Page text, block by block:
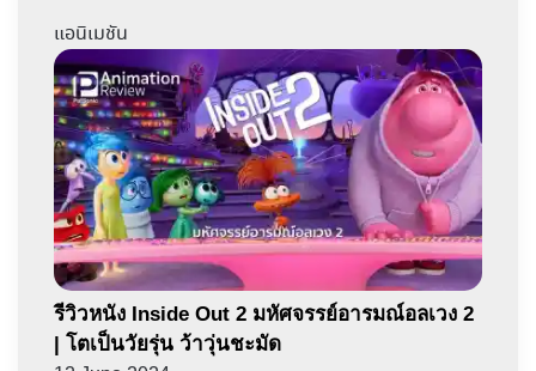
แอนิเมชัน
รีวิวหนัง Inside Out 2 มหัศจรรย์อารมณ์อลเวง 2
| โตเป็นวัยรุ่น ว้าวุ่นชะมัด